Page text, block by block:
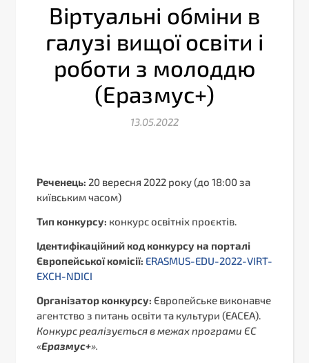
Віртуальні обміни в
галузі вищої освіти і
роботи з молоддю
(Еразмус+)
13.05.2022
Реченець: 20 вересня 2022 року (до 18:00 за
київським часом)
Тип конкурсу: конкурс освітніх проєктів.
Ідентифікаційний код конкурсу на порталі
Європейської комісії: ERASMUS-EDU-2022-VIRT-
EXCH-NDICI
Організатор конкурсу: Європейське виконавче
агентство з питань освіти та культури (EACEA).
Конкурс реалізується в межах програми ЄС
«Еразмус+».